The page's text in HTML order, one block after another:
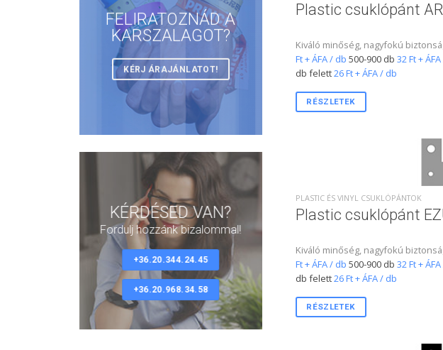
FELIRATOZNÁD A
KARSZALAGOT?
KÉRJ ÁRAJÁNLATOT!
KÉRDÉSED VAN?
Fordulj hozzánk bizalommal!
+36.20.344.24.45
+36.20.968.34.58
Plastic csuklópánt
Kiváló minőség, nagyfokú
Ft + ÁFA / db 500-900 db 32 Ft +
db felett26 Ft + ÁFA / db
RÉSZLETEK
PLASTIC ÉS VINYL CSUKLÓPÁNTOK
Plastic csuklópánt
Kiváló minőség, nagyfokú
Ft + ÁFA / db 500-900 db 32 Ft +
db felett26 Ft + ÁFA / db
RÉSZLETEK